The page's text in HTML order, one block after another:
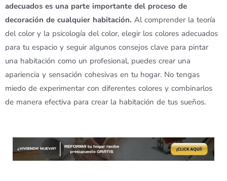
adecuados es una parte importante del proceso de
decoración de cualquier habitación. Al comprender la teoría
del color y la psicología del color, elegir los colores adecuados
para tu espacio y seguir algunos consejos clave para pintar
una habitación como un profesional, puedes crear una
apariencia y sensación cohesivas en tu hogar. No tengas
miedo de experimentar con diferentes colores y combinarlos
de manera efectiva para crear la habitación de tus sueños.